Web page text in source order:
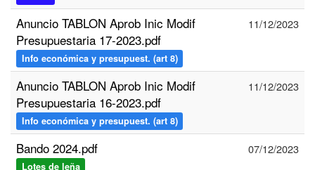
Anuncio TABLON Aprob Inic Modif
Presupuestaria 17-2023.pdf
Info económica y presupuest. (art 8)
11/12/2023
Anuncio TABLON Aprob Inic Modif
Presupuestaria 16-2023.pdf
Info económica y presupuest. (art 8)
11/12/2023
Bando 2024.pdf
Lotes de leña
07/12/2023